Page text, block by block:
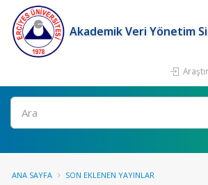
Akademik Veri Yönetim
Ara
ANA SAYFA SON EKLENEN YAYINLAR